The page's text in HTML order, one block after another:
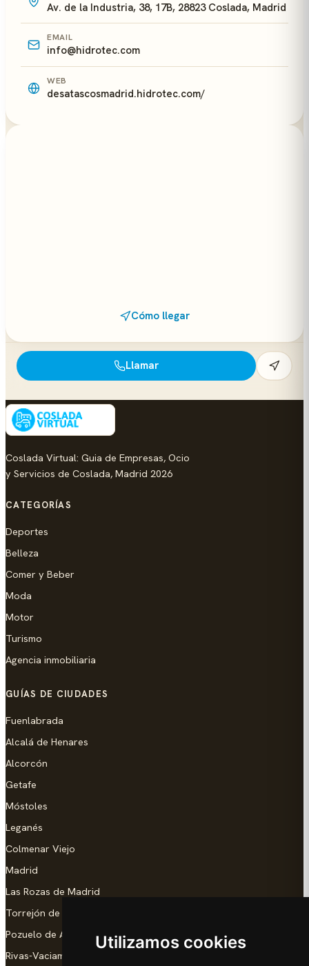
Utilizamos cookies
Av. de la Industria, 38, 17B, 28823 Coslada, Madrid
EMAIL
info@hidrotec.com
WEB
desatascosmadrid.hidrotec.com/
Cómo llegar
Llamar
Coslada Virtual: Guia de Empresas, Ocio
y Servicios de Coslada, Madrid 2026
CATEGORÍAS
Deportes
Belleza
Comer y Beber
Moda
Motor
Turismo
Agencia inmobiliaria
GUÍAS DE CIUDADES
Fuenlabrada
Alcalá de Henares
Alcorcón
Getafe
Móstoles
Leganés
Colmenar Viejo
Madrid
Las Rozas de Madrid
Torrejón de Ardoz
Pozuelo de Alarcón
Rivas-Vaciamadrid